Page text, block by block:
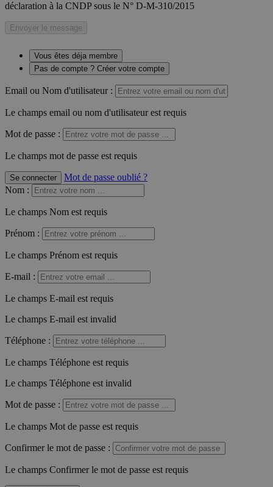
déclaration à la CNDP sous le N° D-M-310/2015
Envoyer le message
Vous êtes déja membre
Pas de compte ? Créer votre compte
Email ou Nom d'utilisateur :
Le champs email ou nom d'utilisateur est requis
Mot de passe :
Le champs mot de passe est requis
Se connecter
Mot de passe oublié ?
Nom :
Le champs Nom est requis
Prénom :
Le champs Prénom est requis
E-mail :
Le champs E-mail est requis
Le champs E-mail est invalid
Téléphone :
Le champs Téléphone est requis
Le champs Téléphone est invalid
Mot de passe :
Le champs Mot de passe est requis
Confirmer le mot de passe :
Le champs Confirmer le mot de passe est requis